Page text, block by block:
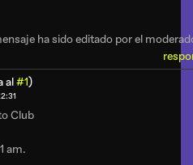
ha sido editado por el
al#1)
Club
am.